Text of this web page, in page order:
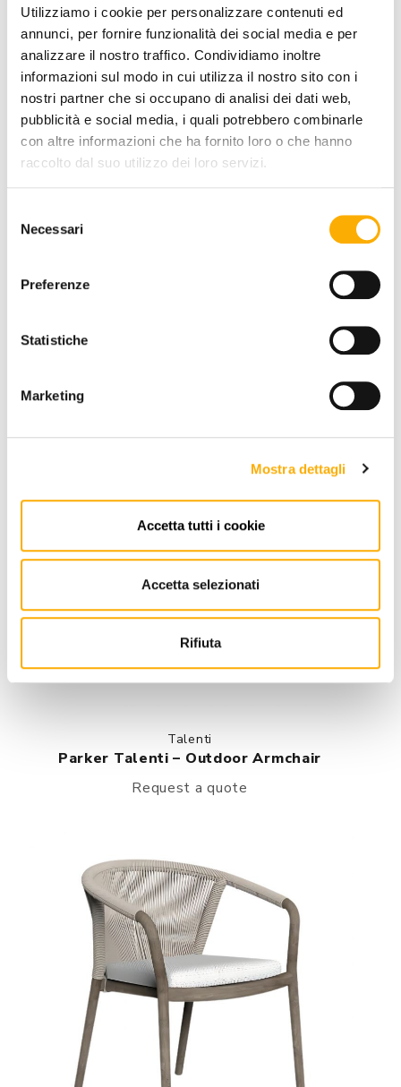
Utilizziamo i cookie per personalizzare contenuti ed
annunci, per fornire funzionalità dei social media e per
analizzare il nostro traffico. Condividiamo inoltre
informazioni sul modo in cui utilizza il nostro sito con i
nostri partner che si occupano di analisi dei dati web,
pubblicità e social media, i quali potrebbero combinarle
con altre informazioni che ha fornito loro o che hanno
raccolto dal suo utilizzo dei loro servizi.
delNecessari
Preferenze
Statistiche
Marketing
Mostra dettagli
Accetta tutti i cookie
Accetta selezionati
Rifiuta
Talenti
Parker Talenti – Outdoor Armchair
Request a quote